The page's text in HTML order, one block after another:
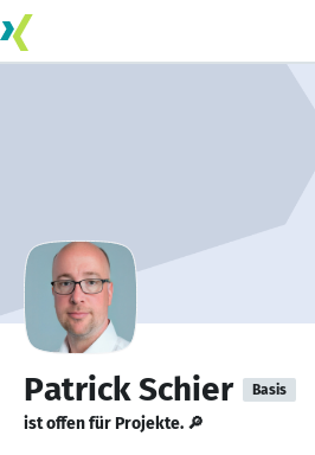
Patrick Schier Basis
ist offen für Projekte. 🔎